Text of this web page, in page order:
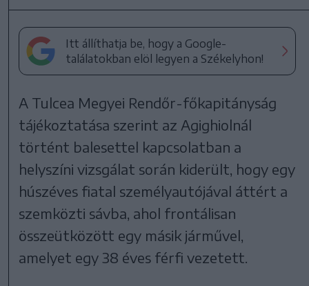
Itt állíthatja be, hogy a Google-
találatokban elöl legyen a Székelyhon!
A Tulcea Megyei Rendőr-főkapitányság
tájékoztatása szerint az Agighiolnál
történt balesettel kapcsolatban a
helyszíni vizsgálat során kiderült, hogy egy
húszéves fiatal személyautójával áttért a
szemközti sávba, ahol frontálisan
összeütközött egy másik járművel,
amelyet egy 38 éves férfi vezetett.